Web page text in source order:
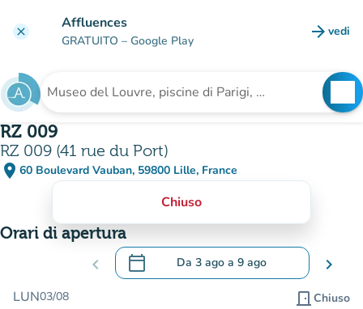
clear Affluences
GRATUITO – Google Play arrow_forward vedi
Cerca una struttura
RZ 009
RZ 009 (41 rue du Port)
place 60 Boulevard Vauban, 59800 Lille, France
(apri in Google Maps)
(nuova scheda)
Chiuso
Orari di apertura
chevron_left calendar_today Da 3 ago a 9 ago
.Aprire il calendario per modificare le
chevron_right
LUN03/08 door_front Chiuso